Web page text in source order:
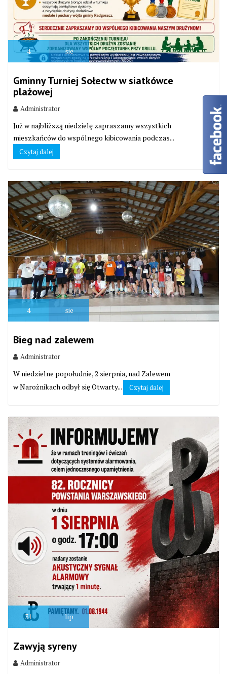
4 sie
Gminny Turniej Sołectw w siatkówce
plażowej
Administrator
Już w najbliższą niedzielę zapraszamy wszystkich
mieszkańców do wspólnego kibicowania podczas...
Czytaj dalej
4 sie
Bieg nad zalewem
Administrator
W niedzielne popołudnie, 2 sierpnia, nad Zalewem
w Narożnikach odbył się Otwarty...
Czytaj dalej
31 lip
Zawyją syreny
Administrator